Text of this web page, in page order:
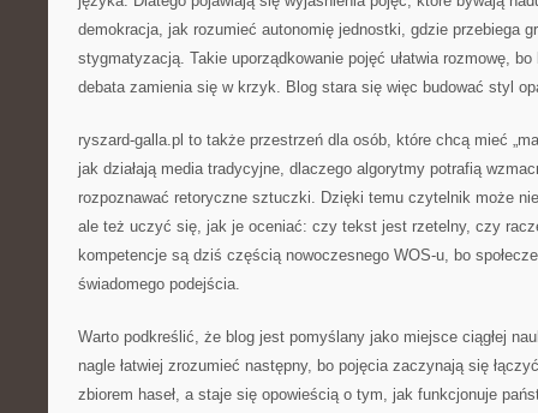
demokracja, jak rozumieć autonomię jednostki, gdzie przebiega
stygmatyzacją. Takie uporządkowanie pojęć ułatwia rozmowę,
debata zamienia się w krzyk. Blog stara się więc budować styl
ryszard-galla.pl to także przestrzeń dla osób, które chcą mieć
jak działają media tradycyjne, dlaczego algorytmy potrafią
rozpoznawać retoryczne sztuczki. Dzięki temu czytelnik może
ale też uczyć się, jak je oceniać: czy tekst jest rzetelny, czy
kompetencje są dziś częścią nowoczesnego WOS-u, bo
świadomego podejścia.
Warto podkreślić, że blog jest pomyślany jako miejsce ciągłej
nagle łatwiej zrozumieć następny, bo pojęcia zaczynają się
zbiorem haseł, a staje się opowieścią o tym, jak funkcjonuje